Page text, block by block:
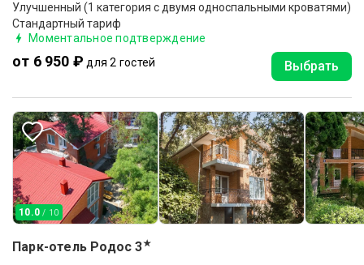
Улучшенный (1 категория с двумя односпальными кроватями)
Стандартный тариф
Моментальное подтверждение
от 6 950 ₽ для 2 гостей Выбрать
10.0 / 10
Парк-отель Родос 3★